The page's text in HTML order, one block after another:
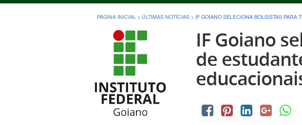
PÁGINA INICIAL > ÚLTIMAS NOTÍCIAS > IF GOIANO SELECIONA BOLSISTAS
IF Goiano
de